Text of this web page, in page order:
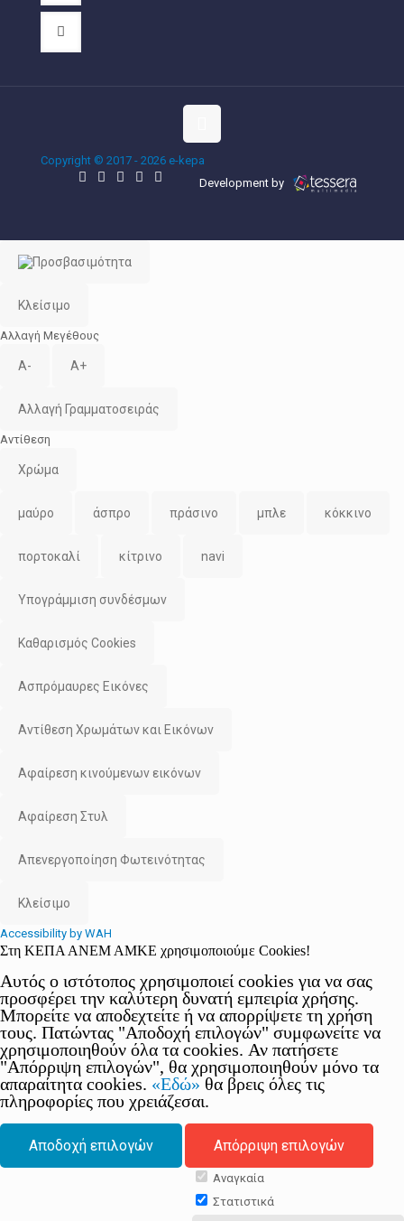
Copyright © 2017 - 2026 e-kepa
Development by
Κλείσιμο
Αλλαγή Μεγέθους
A- A+
Αλλαγή Γραμματοσειράς
Αντίθεση
Χρώμα
μαύρο άσπρο πράσινο μπλε κόκκινο
πορτοκαλί κίτρινο navi
Υπογράμμιση συνδέσμων
Καθαρισμός Cookies
Ασπρόμαυρες Εικόνες
Αντίθεση Χρωμάτων και Εικόνων
Αφαίρεση κινούμενων εικόνων
Αφαίρεση Στυλ
Απενεργοποίηση Φωτεινότητας
Κλείσιμο
Accessibility by WAH
Στη ΚΕΠΑ ΑΝΕΜ ΑΜΚΕ χρησιμοποιούμε Cookies!
Αυτός ο ιστότοπος χρησιμοποιεί cookies για να σας
προσφέρει την καλύτερη δυνατή εμπειρία χρήσης.
Μπορείτε να αποδεχτείτε ή να απορρίψετε τη χρήση
τους. Πατώντας "Αποδοχή επιλογών" συμφωνείτε να
χρησιμοποιηθούν όλα τα cookies. Αν πατήσετε
"Απόρριψη επιλογών", θα χρησιμοποιηθούν μόνο τα
απαραίτητα cookies. «Εδώ» θα βρεις όλες τις
πληροφορίες που χρειάζεσαι.
Αποδοχή επιλογών Απόρριψη επιλογών
Αναγκαία
Στατιστικά